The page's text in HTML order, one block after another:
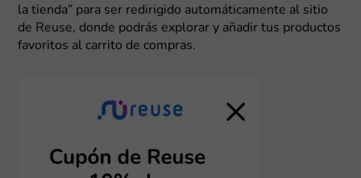
la tienda” para ser redirigido automáticamente al sitio
de Reuse, donde podrás explorar y añadir tus productos
favoritos al carrito de compras.